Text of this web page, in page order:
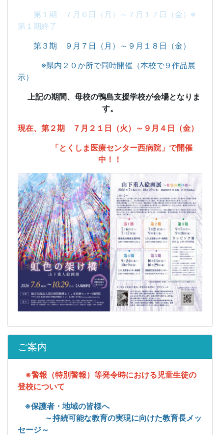
第１期 ７月６日（月）～７月１７日（金） ※
第１期終了
第３期 ９月７日（月）～９月１８日（金）
※県内２０か所で同時開催（本校で９作品展
示）
上記の期間、母校の鴨島支援学校が会場となりま
す。
現在、第２期 ７月２１日（火）～９月４日（金）
「とくしま医療センター西病院」で開催
中！！
ご案内
※警報（特別警報）等発令時における児童生徒の
登校について
※保護者・地域の皆様へ
～持続可能な教育の実現に向けた教育長メッ
セージ～